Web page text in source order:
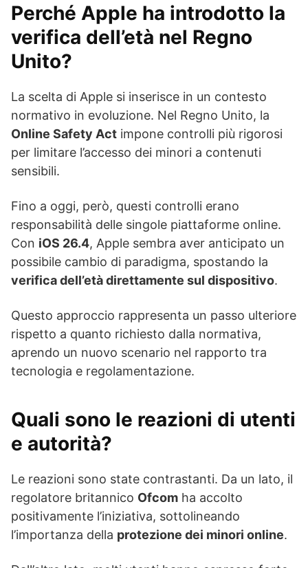
Perché Apple ha introdotto la
verifica dell’età nel Regno
Unito?
La scelta di Apple si inserisce in un contesto
normativo in evoluzione. Nel Regno Unito, la
Online Safety Act impone controlli più rigorosi
per limitare l’accesso dei minori a contenuti
sensibili.
Fino a oggi, però, questi controlli erano
responsabilità delle singole piattaforme online.
Con iOS 26.4, Apple sembra aver anticipato un
possibile cambio di paradigma, spostando la
verifica dell’età direttamente sul dispositivo.
Questo approccio rappresenta un passo ulteriore
rispetto a quanto richiesto dalla normativa,
aprendo un nuovo scenario nel rapporto tra
tecnologia e regolamentazione.
Quali sono le reazioni di utenti
e autorità?
Le reazioni sono state contrastanti. Da un lato, il
regolatore britannico Ofcom ha accolto
positivamente l’iniziativa, sottolineando
l’importanza della protezione dei minori online.